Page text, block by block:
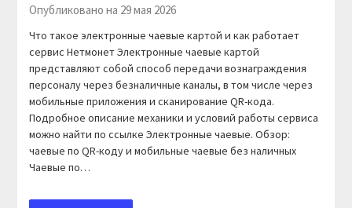
Опубликовано на 29 мая 2026
Что такое электронные чаевые картой и как работает
сервис Нетмонет Электронные чаевые картой
представляют собой способ передачи вознаграждения
персоналу через безналичные каналы, в том числе через
мобильные приложения и сканирование QR-кода.
Подробное описание механики и условий работы сервиса
можно найти по ссылке Электронные чаевые. Обзор:
чаевые по QR-коду и мобильные чаевые без наличных
Чаевые по…